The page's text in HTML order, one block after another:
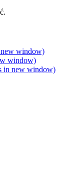
new window)
window)
in new window)